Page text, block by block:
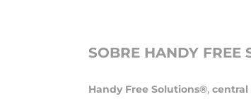
SOBRE HANDY FREE
Handy Free Solutions®,central